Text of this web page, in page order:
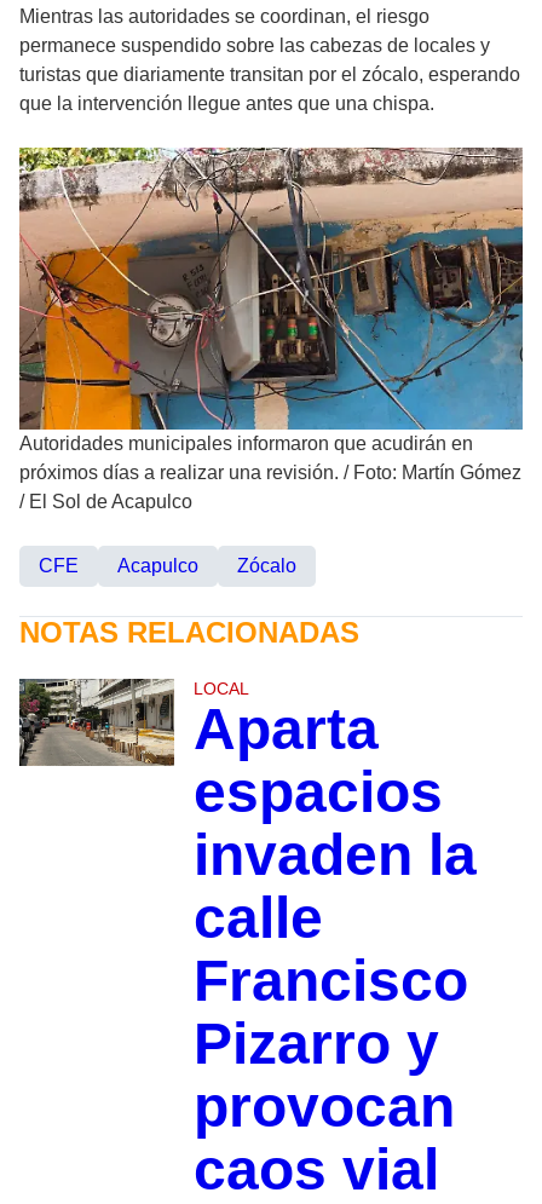
Mientras las autoridades se coordinan, el riesgo
permanece suspendido sobre las cabezas de locales y
turistas que diariamente transitan por el zócalo, esperando
que la intervención llegue antes que una chispa.
Autoridades municipales informaron que acudirán en
próximos días a realizar una revisión. / Foto: Martín Gómez
/ El Sol de Acapulco
CFE Acapulco Zócalo
NOTAS RELACIONADAS
LOCAL
Aparta
espacios
invaden la
calle
Francisco
Pizarro y
provocan
caos vial